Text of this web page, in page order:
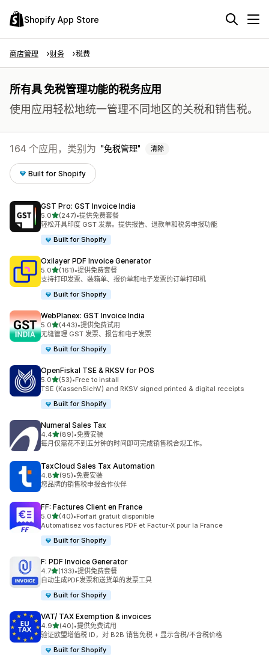
Shopify App Store
商店管理 财务 税费
所有具 免税管理功能的税务应用
使用应用轻松地统一管理不同地区的关税和销售税。
164 个应用，类别为 免税管理 清除
Built for Shopify
GST Pro: GST Invoice India
5.0星（满分 5 星）
(247)
总共 247 条评论
•提供免费套餐
轻松开具印度 GST 发票。提供报告、退款单和税务申报功能
Built for Shopify
Oxilayer PDF Invoice Generator
5.0星（满分 5 星）
(161)
总共 161 条评论
•提供免费套餐
支持打印发票、装箱单、报价单和电子发票的订单打印机
Built for Shopify
WebPlanex: GST Invoice India
5.0星（满分 5 星）
(443)
总共 443 条评论
•提供免费试用
无缝管理 GST 发票、报告和电子发票
Built for Shopify
OpenFiskal TSE & RKSV for POS
5.0星（满分 5 星）
(53)
总共 53 条评论
•Free to install
TSE (KassenSichV) and RKSV signed printed & digital receipts
Built for Shopify
Numeral Sales Tax
4.4星（满分 5 星）
(89)
总共 89 条评论
•免费安装
每月仅需花不到五分钟的时间即可完成销售税合规工作。
TaxCloud Sales Tax Automation
4.8星（满分 5 星）
(95)
总共 95 条评论
•免费安装
您品牌的销售税申报合作伙伴
FF: Factures Client en France
5.0星（满分 5 星）
(40)
总共 40 条评论
•Forfait gratuit disponible
Automatisez vos factures PDF et Factur-X pour la France
Built for Shopify
F: PDF Invoice Generator
4.7星（满分 5 星）
(133)
总共 133 条评论
•提供免费套餐
自动生成PDF发票和送货单的发票工具
Built for Shopify
VAT/ TAX Exemption & invoices
4.9星（满分 5 星）
(40)
总共 40 条评论
•提供免费试用
验证欧盟增值税 ID，对 B2B 销售免税 + 显示含税/不含税价格
Built for Shopify